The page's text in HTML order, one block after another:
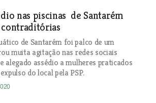
nas piscinas de Santarém
de Santarém foi palco de um
muita agitação nas redes sociais
alegado assédio a mulheres praticados
do local pela PSP.